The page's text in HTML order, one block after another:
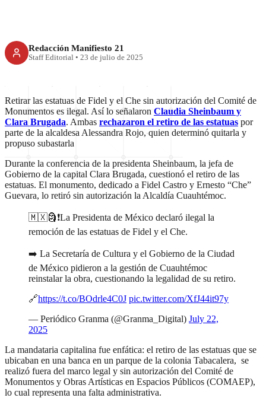
Redacción Manifiesto 21
Staff Editorial • 23 de julio de 2025
Retirar las estatuas de Fidel y el Che sin autorización del Comité de
Monumentos es ilegal. Así lo señalaron Claudia Sheinbaum y
Clara Brugada. Ambas rechazaron el retiro de las estatuas por
parte de la alcaldesa Alessandra Rojo, quien determinó quitarla y
propuso subastarla
Durante la conferencia de la presidenta Sheinbaum, la jefa de
Gobierno de la capital Clara Brugada, cuestionó el retiro de las
estatuas. El monumento, dedicado a Fidel Castro y Ernesto “Che”
Guevara, lo retiró sin autorización la Alcaldía Cuauhtémoc.
🇲🇽🗿❗La Presidenta de México declaró ilegal la
remoción de las estatuas de Fidel y el Che.
➡️ La Secretaría de Cultura y el Gobierno de la Ciudad
de México pidieron a la gestión de Cuauhtémoc
reinstalar la obra, cuestionando la legalidad de su retiro.
🔗https://t.co/BOdrle4C0J pic.twitter.com/XfJ44it97y
— Periódico Granma (@Granma_Digital) July 22,
2025
La mandataria capitalina fue enfática: el retiro de las estatuas que se
ubicaban en una banca en un parque de la colonia Tabacalera, se
realizó fuera del marco legal y sin autorización del Comité de
Monumentos y Obras Artísticas en Espacios Públicos (COMAEP),
lo cual representa una falta administrativa.